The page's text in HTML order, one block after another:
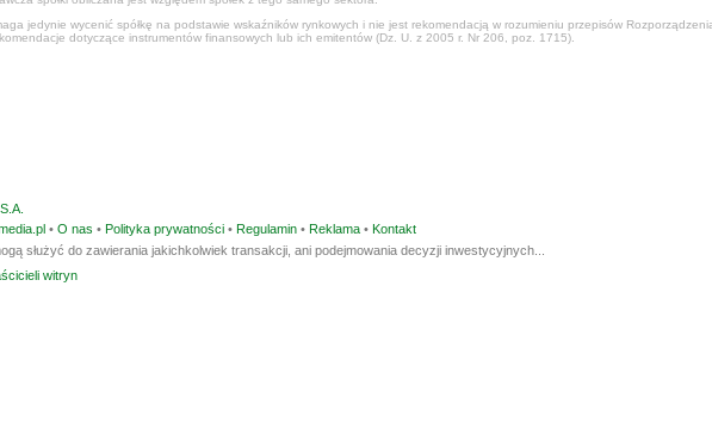
jedynie wycenić spółkę na podstawie wskaźników rynkowych i nie jest rekomendacją w rozumieniu przepisów
dotyczące instrumentów finansowych lub ich emitentów (Dz. U. z 2005 r. Nr 206, poz. 1715).
• O nas • Polityka prywatności • Regulamin • Reklama • Kontakt
służyć do zawierania jakichkolwiek transakcji, ani podejmowania decyzji inwestycyjnych...
witryn